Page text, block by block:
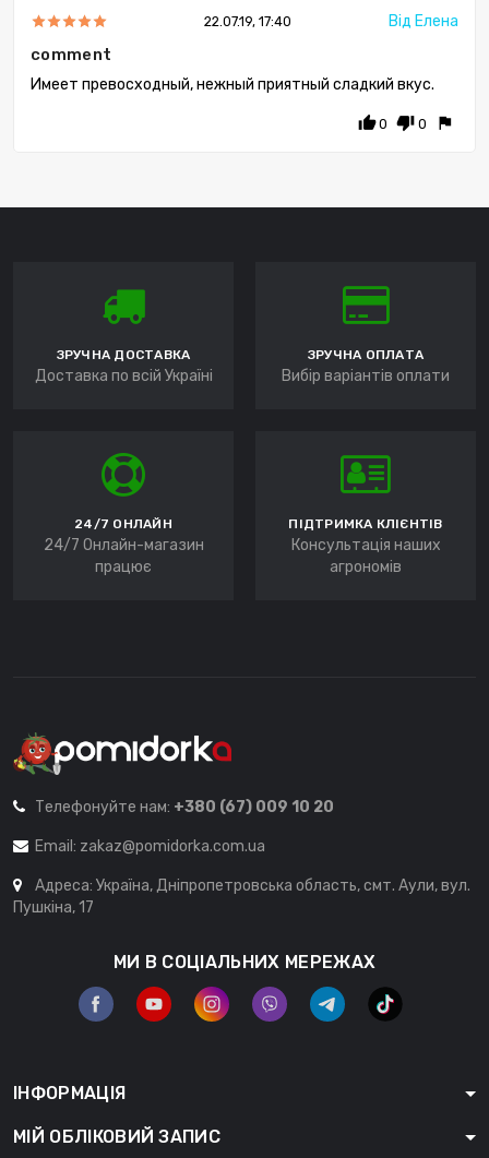
22.07.19, 17:40 Від Елена
comment
Имеет превосходный, нежный приятный сладкий вкус.
thumb_up0 thumb_down 0 flag
ЗРУЧНА ДОСТАВКА
Доставка по всій Україні
ЗРУЧНА ОПЛАТА
Вибір варіантів оплати
24/7 ОНЛАЙН
24/7 Онлайн-магазин
працює
ПІДТРИМКА КЛІЄНТІВ
Консультація наших
агрономів
Телефонуйте нам: +380 (67) 009 10 20
Email: zakaz@pomidorka.com.ua
Адреса: Україна, Дніпропетровська область, смт. Аули, вул.
Пушкіна, 17
МИ В СОЦІАЛЬНИХ МЕРЕЖАХ
ІНФОРМАЦІЯ
МІЙ ОБЛІКОВИЙ ЗАПИС